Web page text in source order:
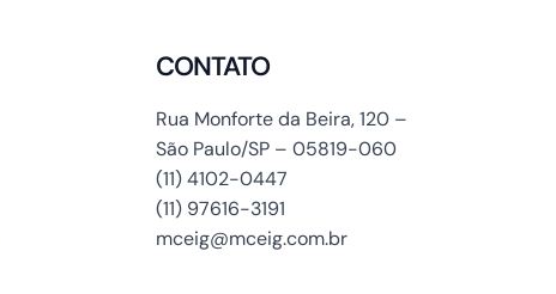
CONTATO
Rua Monforte da Beira, 120 –
São Paulo/SP – 05819-060
(11) 4102-0447
(11) 97616-3191
mceig@mceig.com.br